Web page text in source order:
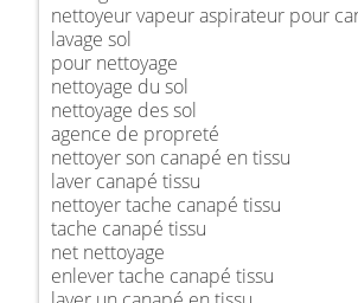
nettoyeur vapeur aspirateur pour
lavage sol
pour nettoyage
nettoyage du sol
nettoyage des sol
agence de propreté
nettoyer son canapé en tissu
laver canapé tissu
nettoyer tache canapé tissu
tache canapé tissu
net nettoyage
enlever tache canapé tissu